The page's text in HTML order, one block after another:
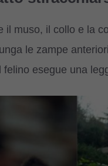
muso, il collo e la
le zampe
esegue una